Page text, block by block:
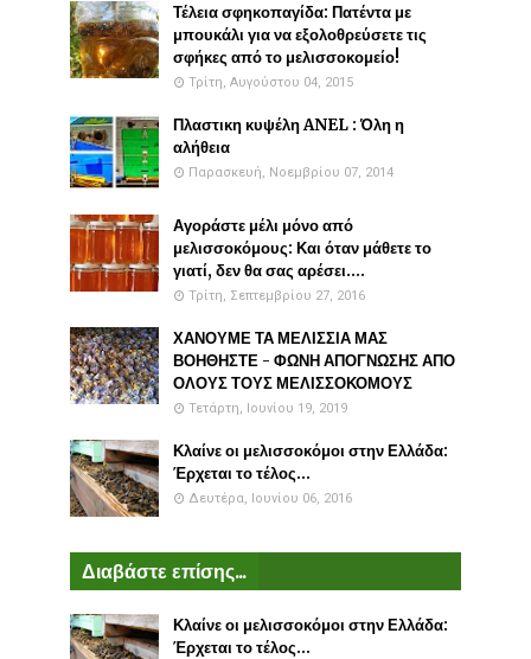
Τέλεια σφηκοπαγίδα: Πατέντα με
μπουκάλι για να εξολοθρεύσετε τις
σφήκες από το μελισσοκομείο!
Τρίτη, Αυγούστου 04, 2015
Πλαστικη κυψέλη ANEL : Όλη η
αλήθεια
Παρασκευή, Νοεμβρίου 07, 2014
Αγοράστε μέλι μόνο από
μελισσοκόμους: Και όταν μάθετε το
γιατί, δεν θα σας αρέσει....
Τρίτη, Σεπτεμβρίου 27, 2016
ΧΑΝΟΥΜΕ ΤΑ ΜΕΛΙΣΣΙΑ ΜΑΣ
ΒΟΗΘΗΣΤΕ - ΦΩΝΗ ΑΠΟΓΝΩΣΗΣ ΑΠΟ
ΟΛΟΥΣ ΤΟΥΣ ΜΕΛΙΣΣΟΚΟΜΟΥΣ
Τετάρτη, Ιουνίου 19, 2019
Κλαίνε οι μελισσοκόμοι στην Ελλάδα:
Έρχεται το τέλος...
Δευτέρα, Ιουνίου 06, 2016
Διαβάστε επίσης...
Κλαίνε οι μελισσοκόμοι στην Ελλάδα:
Έρχεται το τέλος...